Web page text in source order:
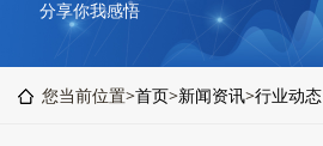
列
书
后
联
分享你我感悟
您当前位置>首页>新闻资讯>行业动态